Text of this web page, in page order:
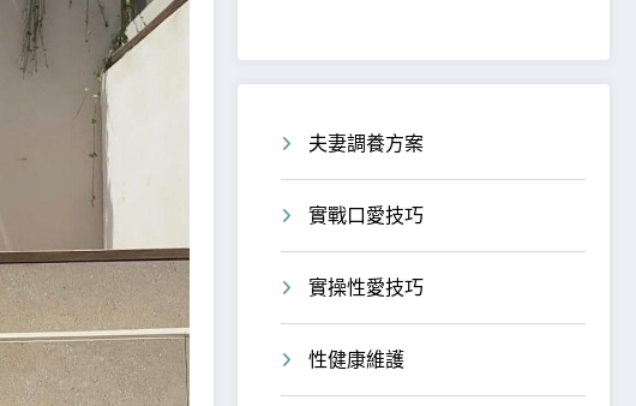
夫妻調養方案
實戰口愛技巧
實操性愛技巧
性健康維護